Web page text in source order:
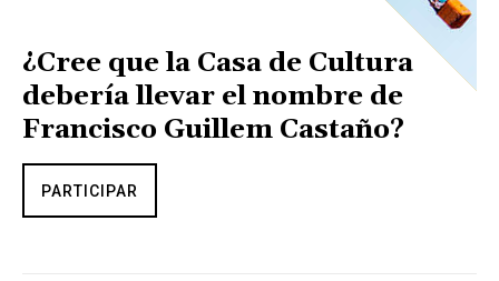
¿Cree que la Casa de Cultura
debería llevar el nombre de
Francisco Guillem Castaño?
PARTICIPAR